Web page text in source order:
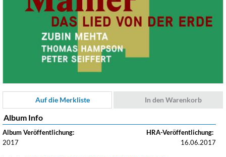
Auf die Merkliste In den Warenkorb
Album Info
Album Veröffentlichung:
2017
HRA-Veröffentlichung:
16.06.2017